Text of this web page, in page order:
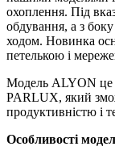
охоплення. Під
обдування, а з
ходом. Новинка
петелькою і
Модель ALYON це
PARLUX, який
продуктивністю і
Особливості